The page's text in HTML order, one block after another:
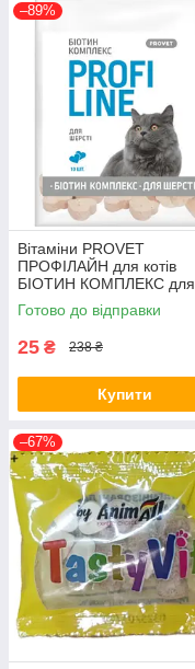
–89%
Вітаміни PROVET
ПРОФІЛАЙН для котів
БІОТИН КОМПЛЕКС для
шерсті 10 табл (*)
Готово до відправки
25 ₴ 238 ₴
Купити
–67%